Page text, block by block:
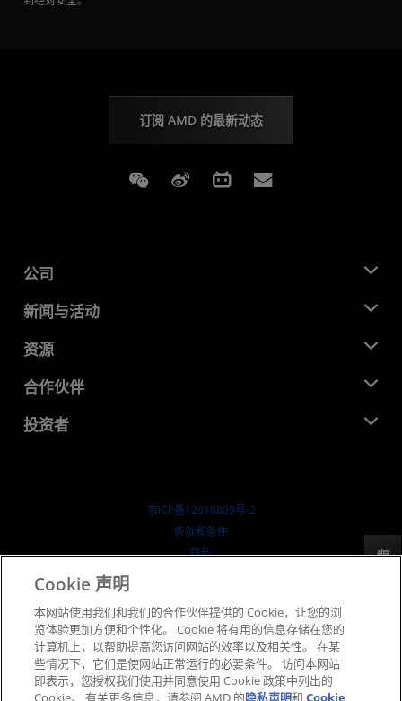
订阅 AMD 的最新动态
Weixin Weibo Bilibili
公司
关于 AMD
企业责任
就业机会
联系我们
新闻与活动
新闻中心
媒体库
资源
开发中心
成功案例
合作伙伴
AMD 合作伙伴中心
投资者
SEC 报告
京ICP备12018899号-2
​条款和条件
隐私
公开公平竞争
英国税收策略
Cookie 政策
Cookie 设置
反馈
Cookie 声明
本网站使用我们和我们的合作伙伴提供的 Cookie，让您的浏
览体验更加方便和个性化。 Cookie 将有用的信息存储在您的
计算机上，以帮助提高您访问网站的效率以及相关性。 在某
些情况下，它们是使网站正常运行的必要条件。 访问本网站
即表示，您授权我们使用并同意使用 Cookie 政策中列出的
Cookie。 有关更多信息，请参阅 AMD 的隐私声明和Cookie